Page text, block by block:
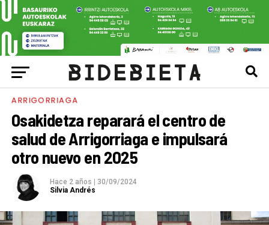
ARRIGORRIAGA
Osakidetza reparará el centro de
salud de Arrigorriaga e impulsará
otro nuevo en 2025
Hace 2 años
30/09/2024
Silvia Andrés